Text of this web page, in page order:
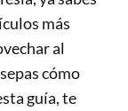
más
al
cómo
guía, te